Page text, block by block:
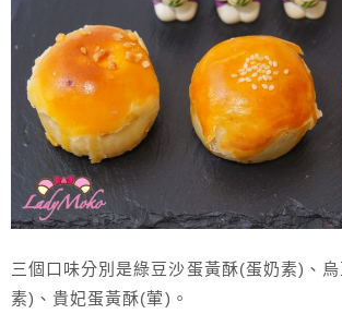
三個口味分別是綠豆沙蛋黃酥(蛋奶素)、
素)、貴妃蛋黃酥(葷)。